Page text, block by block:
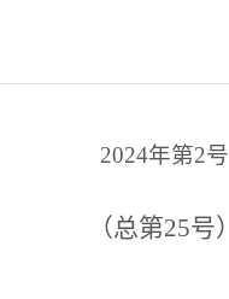
2024年第2号
（总第25号）